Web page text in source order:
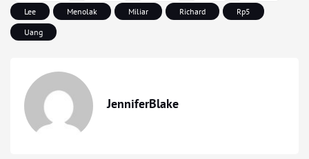
Lee
Menolak Miliar Richard
Rp5
Uang
JenniferBlake